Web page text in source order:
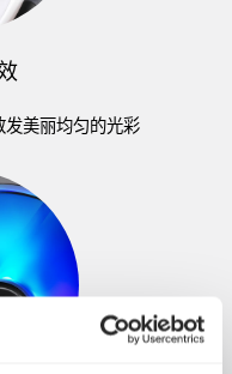
美丽均匀的光彩